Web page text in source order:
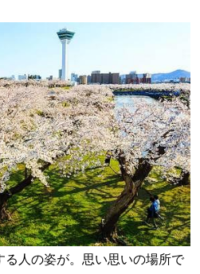
る人の姿が。思い思いの場所で